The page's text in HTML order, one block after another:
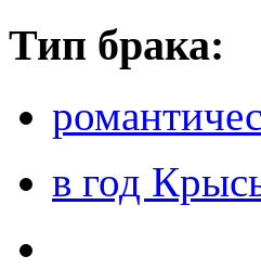
Тип брака:
в год